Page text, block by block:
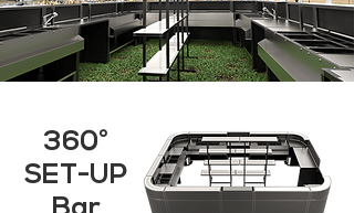
360°
SET-UP